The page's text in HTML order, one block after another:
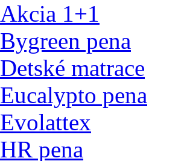
Akcia 1+1
Bygreen pena
Detské matrace
Eucalypto pena
Evolattex
HR pena